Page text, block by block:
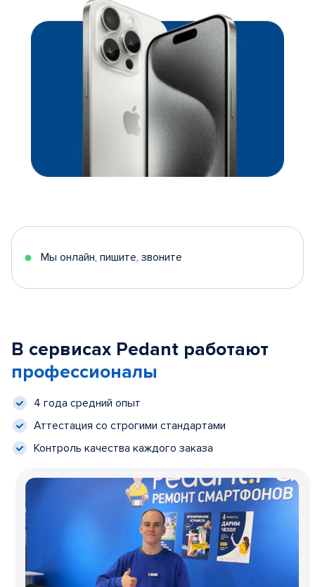
Мы онлайн, пишите, звоните
В сервисах Pedant работают
профессионалы
4 года средний опыт
Аттестация со строгими стандартами
Контроль качества каждого заказа